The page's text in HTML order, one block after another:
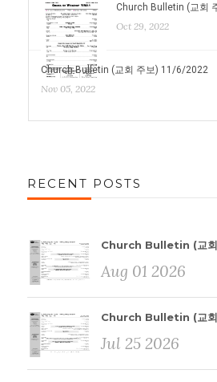
Church Bulletin (교회
Oct 29, 2022
Church Bulletin (교회 주보) 11/6/2022
Nov 05, 2022
RECENT POSTS
Church Bulletin (교
Aug 01 2026
Church Bulletin (교
Jul 25 2026